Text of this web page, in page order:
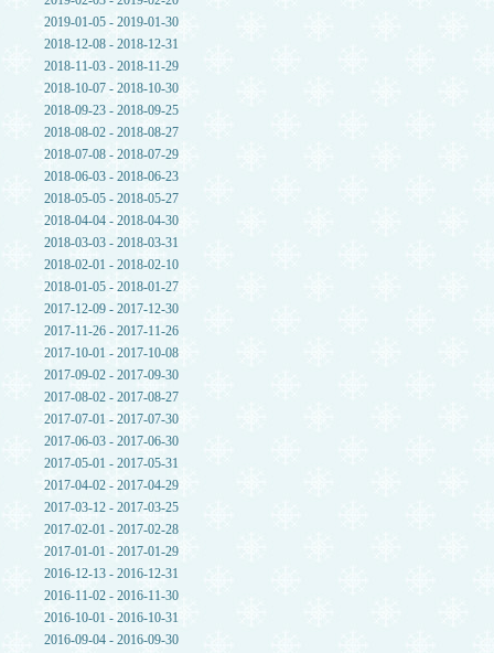
2019-01-05 - 2019-01-30
2018-12-08 - 2018-12-31
2018-11-03 - 2018-11-29
2018-10-07 - 2018-10-30
2018-09-23 - 2018-09-25
2018-08-02 - 2018-08-27
2018-07-08 - 2018-07-29
2018-06-03 - 2018-06-23
2018-05-05 - 2018-05-27
2018-04-04 - 2018-04-30
2018-03-03 - 2018-03-31
2018-02-01 - 2018-02-10
2018-01-05 - 2018-01-27
2017-12-09 - 2017-12-30
2017-11-26 - 2017-11-26
2017-10-01 - 2017-10-08
2017-09-02 - 2017-09-30
2017-08-02 - 2017-08-27
2017-07-01 - 2017-07-30
2017-06-03 - 2017-06-30
2017-05-01 - 2017-05-31
2017-04-02 - 2017-04-29
2017-03-12 - 2017-03-25
2017-02-01 - 2017-02-28
2017-01-01 - 2017-01-29
2016-12-13 - 2016-12-31
2016-11-02 - 2016-11-30
2016-10-01 - 2016-10-31
2016-09-04 - 2016-09-30